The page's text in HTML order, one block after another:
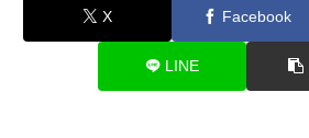
X Facebook
LINE